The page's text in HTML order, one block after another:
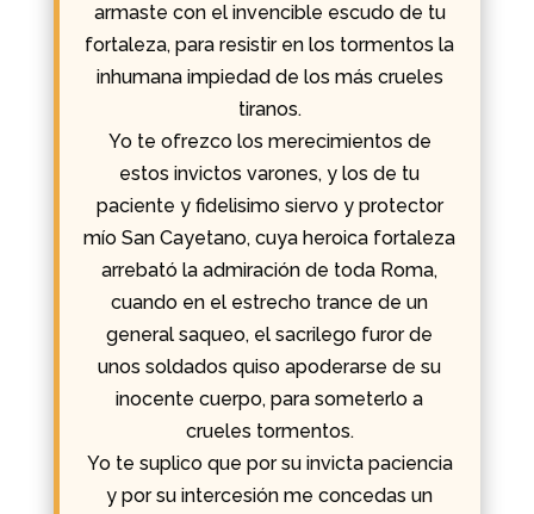
armaste con el invencible escudo de tu
fortaleza, para resistir en los tormentos la
inhumana impiedad de los más crueles
tiranos.
Yo te ofrezco los merecimientos de
estos invictos varones, y los de tu
paciente y fidelisimo siervo y protector
mío San Cayetano, cuya heroica fortaleza
arrebató la admiración de toda Roma,
cuando en el estrecho trance de un
general saqueo, el sacrilego furor de
unos soldados quiso apoderarse de su
inocente cuerpo, para someterlo a
crueles tormentos.
Yo te suplico que por su invicta paciencia
y por su intercesión me concedas un